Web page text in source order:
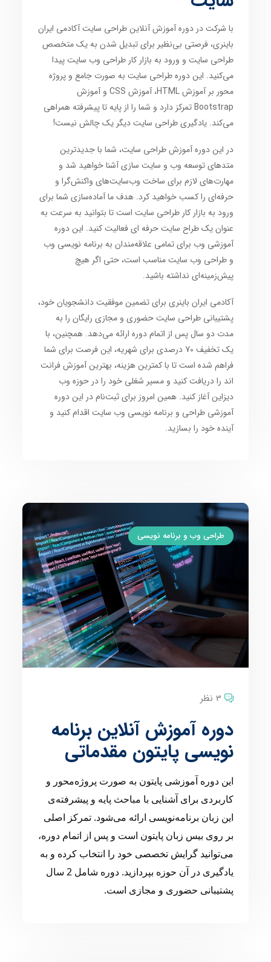
با شرکت دردوره آموزش آنلاین طراحی سایتآکادمی ایران
باینری، فرصتی بی‌نظیر برای تبدیل شدن به یکمتخصص
طراحی سایت و ورود به بازار کار طراحی وب سایتپیدا
می‌کنید. ایندوره طراحی سایت به صورت جامع وپروژه
محور برآموزش HTML ،آموزش CSS وآموزش
Bootstrapتمرکز دارد و شما را از پایه تا پیشرفته همراهی
می‌کند. یادگیری طراحی سایت دیگر یک چالش نیست!
در این دورهآموزش طراحی سایت، شما با جدیدترین
متدهایتوسعه وب و سایت سازیآشنا خواهید شد و
مهارت‌های لازم برای ساخت وب‌سایت‌های واکنش‌گرا و
حرفه‌ای را کسب خواهید کرد. هدف ما آماده‌سازی شما برای
ورود به بازار کار طراحی سایت است تا بتوانید به سرعت به
عنوان یکطراح سایت حرفه ایفعالیت کنید. ایندوره
آموزشی وب برای تمامی علاقه‌مندان به برنامه نویسی وب
وطراحی وب سایتمناسب است، حتی اگر هیچ
پیش‌زمینه‌ای نداشته باشید.
آکادمی ایران باینری برای تضمین موفقیت دانشجویان خود،
پشتیبانی طراحی سایتحضوری و مجازی رایگان را به
مدت دو سال پس از اتمام دوره ارائه می‌دهد. همچنین، با
یکتخفیف 70 درصدی
برای شهریه، این فرصت برای شما
فراهم شده است تا با کمترین هزینه، بهترینآموزش فرانت
اند را دریافت کنید و مسیر شغلی خود را در حوزه وب
دیزاینآغاز کنید. همین امروز برای ثبت‌نام در ایندوره
آموزشی طراحی و برنامه نویسی وب سایت اقدام کنید و
آینده خود را بسازید.
طراحی وب و برنامه نویسی
3 نظر
دوره آموزش آنلاین برنامه
نویسی پایتون مقدماتی
این دوره آموزشی پایتون به صورت پروژه‌محور و
کاربردی برای آشنایی با مباحث پایه و پیشرفته‌ی
این زبان برنامه‌نویسی ارائه می‌شود. تمرکز اصلی
بر روی بیس زبان پایتون است و پس از اتمام دوره،
می‌توانید گرایش تخصصی خود را انتخاب کرده و به
یادگیری در آن حوزه بپردازید. دوره شامل 2 سال
پشتیبانی حضوری و مجازی است.